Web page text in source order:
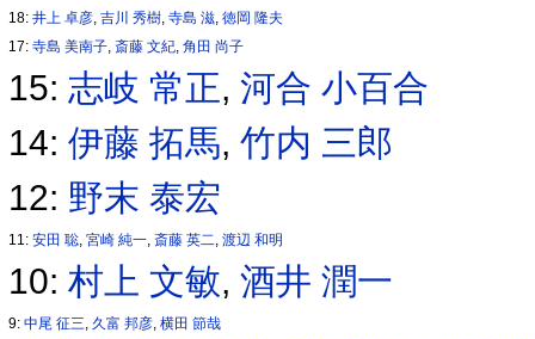
18:井上 卓彦 ,吉川 秀樹 ,寺島 滋 ,徳岡 隆夫
17:寺島 美南子 ,斎藤 文紀 ,角田 尚子
15: 志岐 常正,河合 小百合
14:伊藤 拓馬,竹内 三郎
12: 野末 泰宏
11:安田 聡 ,宮崎 純一 ,斎藤 英二 ,渡辺 和明
10:村上 文敏,酒井 潤一
9:中尾 征三, 久富 邦彦,横田 節哉